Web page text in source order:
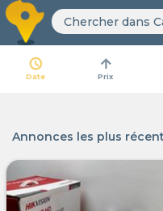
access_time
Date
arrow_upward
Prix
Annonces les plus